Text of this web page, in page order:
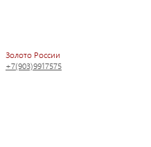
Золото России
+7(903)9917575